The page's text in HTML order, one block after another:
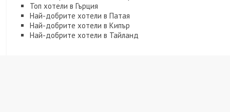
Топ хотели в Гърция
Най-добрите хотели в Патая
Най-добрите хотели в Кипър
Най-добрите хотели в Тайланд